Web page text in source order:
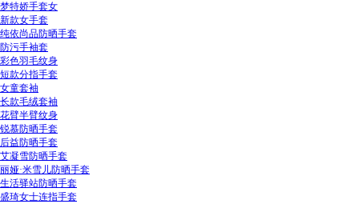
梦特娇手套女
新款女手套
纯依尚品防晒手套
防污手袖套
彩色羽毛纹身
短款分指手套
女童套袖
长款毛绒套袖
花臂半臂纹身
锐慕防晒手套
后益防晒手套
艾凝雪防晒手套
丽娅·米雪儿防晒手套
生活驿站防晒手套
盛琦女士连指手套